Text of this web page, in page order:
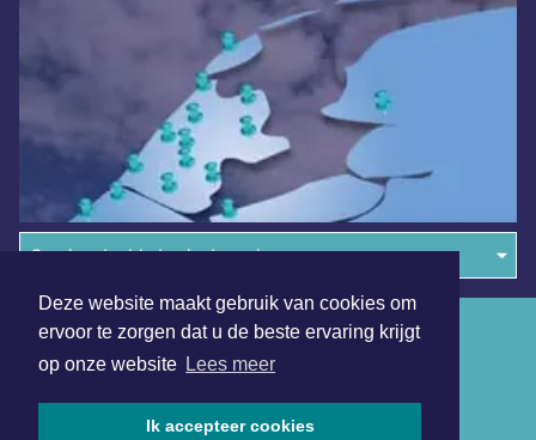
Deze website maakt gebruik van cookies om
ervoor te zorgen dat u de beste ervaring krijgt
op onze website Lees meer
Ik accepteer cookies
Overige dagbladen in de regio
Algemene voorwaarden
Disclaimer